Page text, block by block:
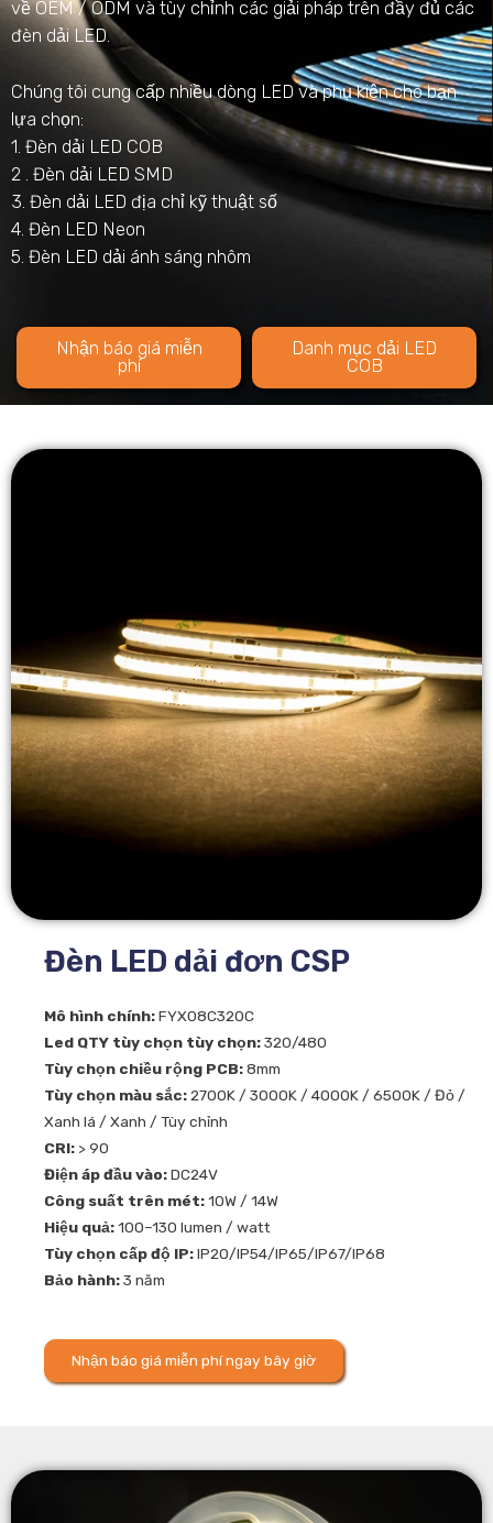
về OEM / ODM và tùy chỉnh các giải pháp trên đầy đủ các
đèn dải LED.
Chúng tôi cung cấp nhiều dòng LED và phụ kiện cho bạn
lựa chọn:
1. Đèn dải LED COB
2 . Đèn dải LED SMD
3. Đèn dải LED địa chỉ kỹ thuật số
4. Đèn LED Neon
5. Đèn LED dải ánh sáng nhôm
Nhận báo giá miễn
phí
Danh mục dải LED
COB
Đèn LED dải đơn CSP
Mô hình chính:FYX08C320C
Led QTY tùy chọn tùy chọn:320/480
Tùy chọn chiều rộng PCB:8mm
Tùy chọn màu sắc:2700K / 3000K / 4000K / 6500K / Đỏ /
Xanh lá / Xanh / Tùy chỉnh
CRI: > 90
Điện áp đầu vào:DC24V
Công suất trên mét:10W / 14W
Hiệu quả:100–130 lumen / watt
Tùy chọn cấp độ IP:IP20/IP54/IP65/IP67/IP68
Bảo hành:3 năm
Nhận báo giá miễn phí ngay bây giờ